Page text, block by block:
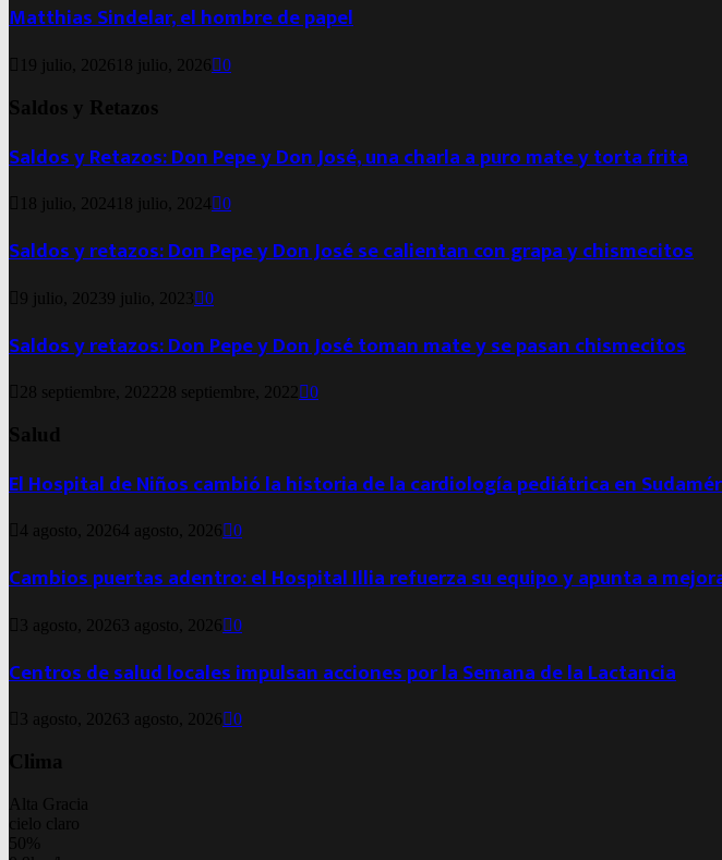
Matthias Sindelar, el hombre de papel
19 julio, 2026 18 julio, 2026 0
Saldos y Retazos
Saldos y Retazos: Don Pepe y Don José, una charla a puro mate y torta frita
18 julio, 2024 18 julio, 2024 0
Saldos y retazos: Don Pepe y Don José se calientan con grapa y chismecitos
9 julio, 20239 julio, 2023 0
Saldos y retazos: Don Pepe y Don José toman mate y se pasan chismecitos
28 septiembre, 2022 28 septiembre, 2022 0
Salud
El Hospital de Niños cambió la historia de la cardiología pediátrica en
4 agosto, 20264 agosto, 2026 0
Cambios puertas adentro: el Hospital Illia refuerza su equipo y apunta a
3 agosto, 2026 3 agosto, 2026 0
Centros de salud locales impulsan acciones por la Semana de la Lactancia
3 agosto, 2026 3 agosto, 2026 0
Clima
Alta Gracia
cielo claro
50%